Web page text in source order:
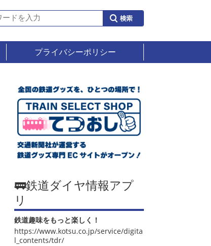
プライバシーポリシー
🚃鉄道ダイヤ情報アプ
リ
鉄道趣味をもっと楽しく！
https://www.kotsu.co.jp/service/digita
l_contents/tdr/